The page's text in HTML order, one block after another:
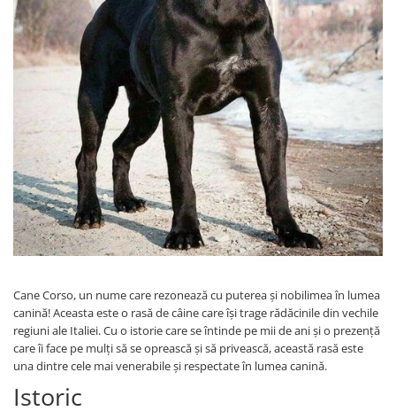
Cane Corso, un nume care rezonează cu puterea și nobilimea în lumea
canină! Aceasta este o rasă de câine care își trage rădăcinile din vechile
regiuni ale Italiei. Cu o istorie care se întinde pe mii de ani și o prezență
care îi face pe mulți să se oprească și să privească, această rasă este
una dintre cele mai venerabile și respectate în lumea canină.
Istoric